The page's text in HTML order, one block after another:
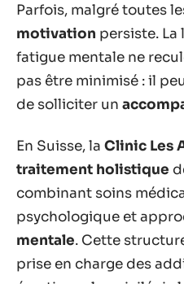
Parfois, malgré toutes
motivation persiste. La
fatigue mentale ne
pas être minimisé : il
de solliciter un
En Suisse, la Clinic Les
traitement holistique
combinant soins
psychologique et
mentale. Cette
prise en charge des